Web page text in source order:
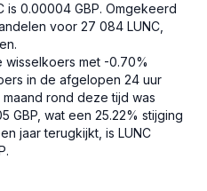
is 0.00004 GBP. Omgekeerd
voor 27 084 LUNC,
met -0.70%
in de afgelopen 24 uur
rond deze tijd was
GBP, wat een 25.22% stijging
jaar terugkijkt, is LUNC